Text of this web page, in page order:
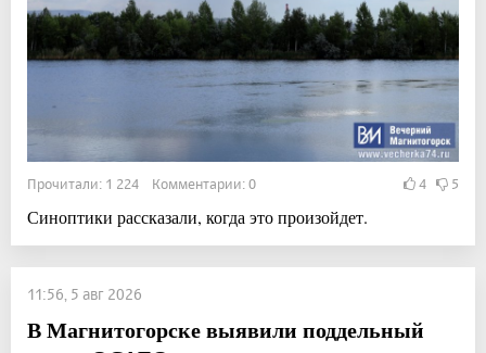
Прочитали: 1 224 Комментарии: 0 4 5
Синоптики рассказали, когда это произойдет.
11:56, 5 авг 2026
В Магнитогорске выявили поддельный